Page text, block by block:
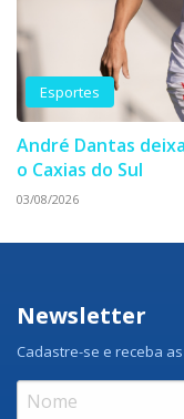
Esportes
André Dantas
o Caxias do Sul
03/08/2026
Newsletter
Cadastre-se e receba